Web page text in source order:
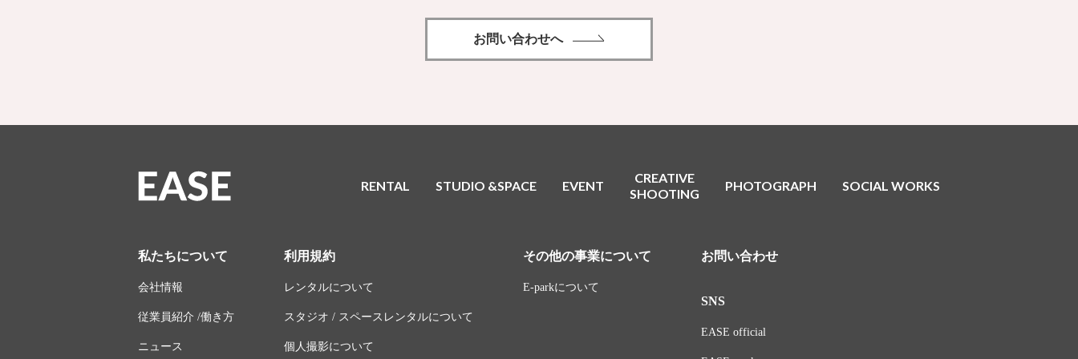
お問い合わせへ
RENTAL STUDIO &SPACE EVENT
CREATIVE
SHOOTING
PHOTOGRAPH SOCIAL WORKS
私たちについて
会社情報
従業員紹介 /働き方
ニュース
利用規約
レンタルについて
スタジオ / スペースレンタルについて
個人撮影について
その他の事業について
E-parkについて
お問い合わせ
SNS
EASE official